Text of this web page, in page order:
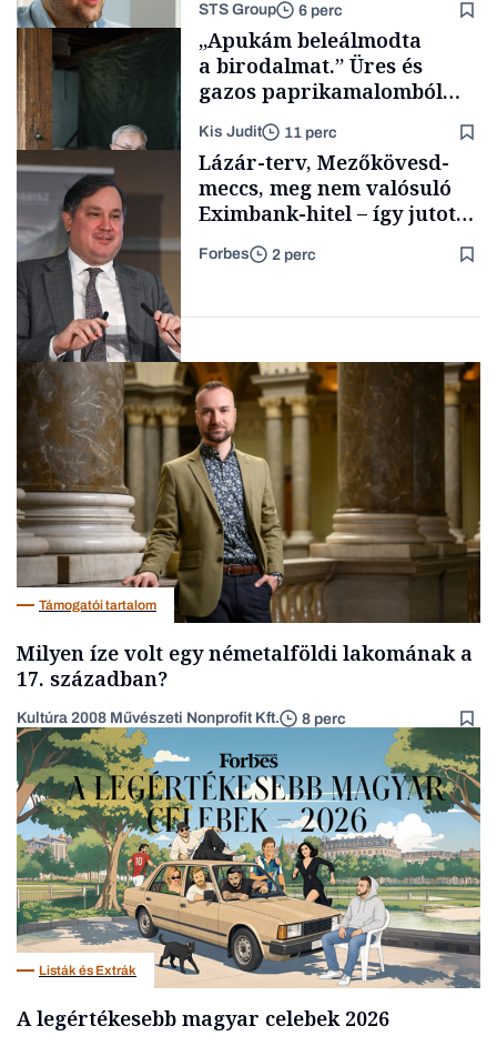
Energia
Támogatói tartalom
STS Group 6 perc
Családi
vállalkozások
„Apukám beleálmodta
a birodalmat.” Üres és
gazos paprikamalomból
lett az igazi családi
fűszersztori
Kis Judit 11 perc
Magyar cégek
Lázár-terv, Mezőkövesd-
meccs, meg nem valósuló
Eximbank-hitel – így jutott
el a bezárásig a 70 éves
téglagyár
Forbes 2 perc
Támogatói tartalom
Milyen íze volt egy németalföldi lakomának a
17. században?
Kultúra 2008 Művészeti Nonprofit Kft. 8 perc
Listák és Extrák
A legértékesebb magyar celebek 2026